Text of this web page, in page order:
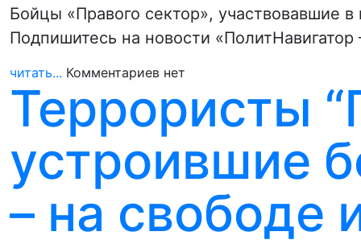
Бойцы «Правого сектор», участвовавшие
Подпишитесь на новости
читать... Комментариев нет
Террористы
устроившие
– на свободе